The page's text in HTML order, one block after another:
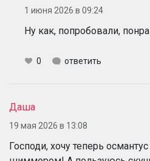
1 июня 2026 в 09:24
Ну как, попробовали,
0 ответить
Даша
19 мая 2026 в 13:08
Господи, хочу теперь